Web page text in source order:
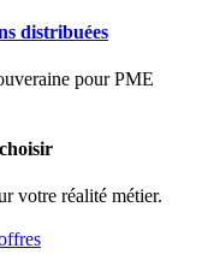
distribuées
votre réalité métier.